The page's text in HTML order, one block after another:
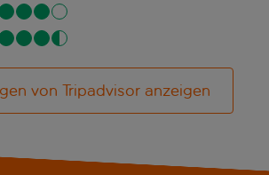
von Tripadvisor anzeigen